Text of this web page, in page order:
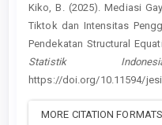
Kiko, B. (2025). Mediasi
Tiktok dan Intensitas
Pendekatan Structural
Statistik
https://doi.org/10.11594/
MORE CITATION